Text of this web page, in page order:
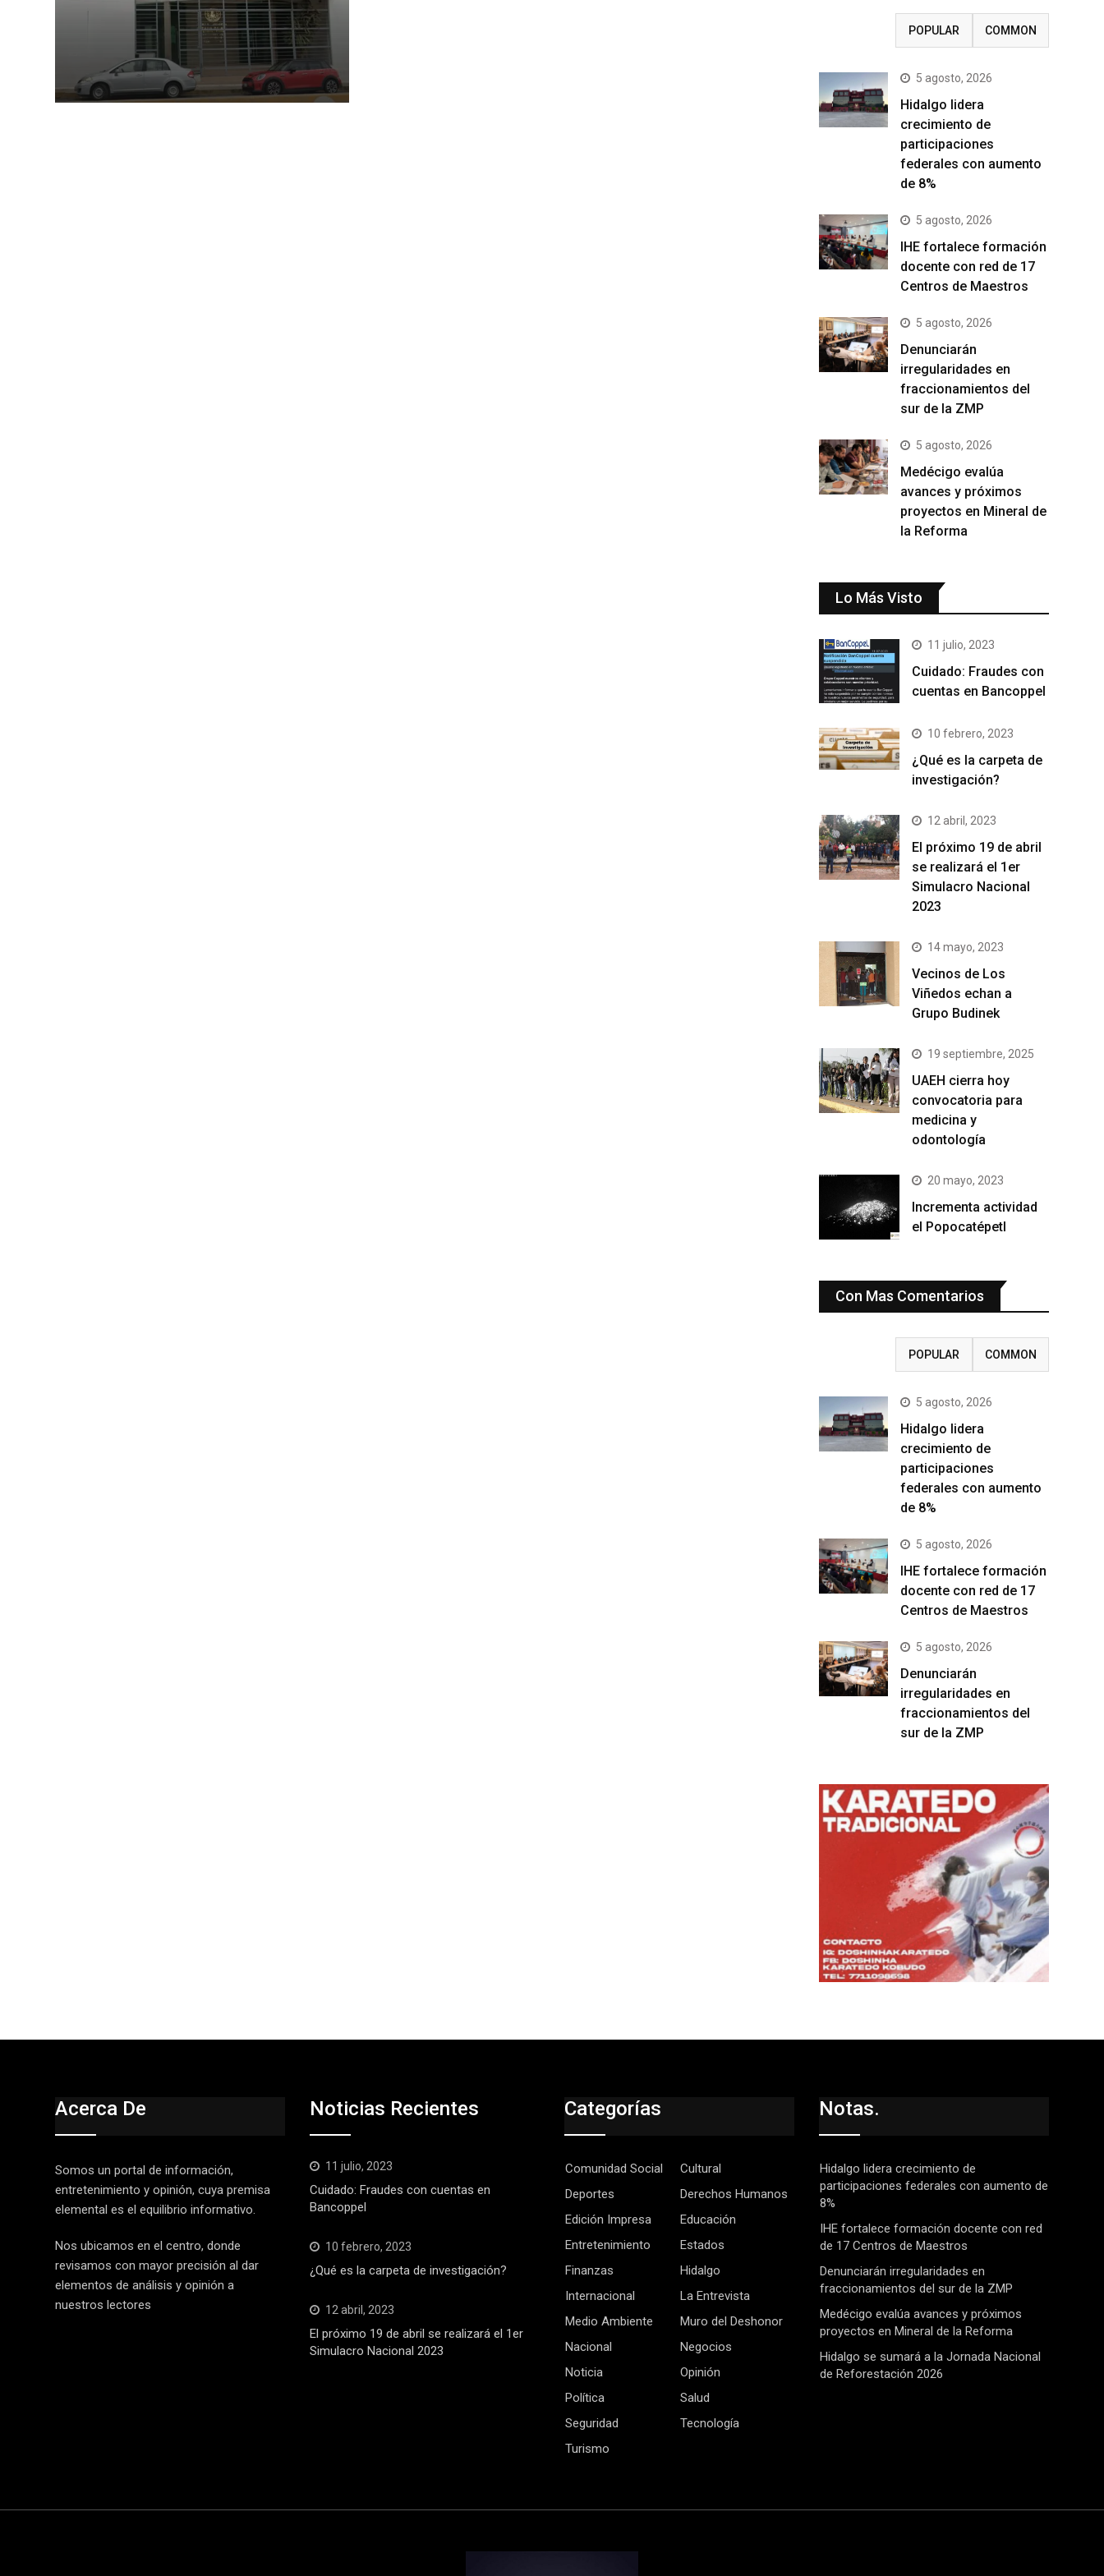
POPULAR COMMON
5 agosto, 2026
Hidalgo lidera
crecimiento de
participaciones
federales con aumento
de 8%
5 agosto, 2026
IHE fortalece formación
docente con red de 17
Centros de Maestros
5 agosto, 2026
Denunciarán
irregularidades en
fraccionamientos del
sur de la ZMP
5 agosto, 2026
Medécigo evalúa
avances y próximos
proyectos en Mineral de
la Reforma
Lo Más Visto
11 julio, 2023
Cuidado: Fraudes con
cuentas en Bancoppel
10 febrero, 2023
¿Qué es la carpeta de
investigación?
12 abril, 2023
El próximo 19 de abril
se realizará el 1er
Simulacro Nacional
2023
14 mayo, 2023
Vecinos de Los
Viñedos echan a
Grupo Budinek
19 septiembre, 2025
UAEH cierra hoy
convocatoria para
medicina y
odontología
20 mayo, 2023
Incrementa actividad
el Popocatépetl
Con Mas Comentarios
POPULAR COMMON
5 agosto, 2026
Hidalgo lidera
crecimiento de
participaciones
federales con aumento
de 8%
5 agosto, 2026
IHE fortalece formación
docente con red de 17
Centros de Maestros
5 agosto, 2026
Denunciarán
irregularidades en
fraccionamientos del
sur de la ZMP
Acerca De
Somos un portal de información,
entretenimiento y opinión, cuya premisa
elemental es el equilibrio informativo.
Nos ubicamos en el centro, donde
revisamos con mayor precisión al dar
elementos de análisis y opinión a
nuestros lectores
Noticias Recientes
11 julio, 2023
Cuidado: Fraudes con cuentas en
Bancoppel
10 febrero, 2023
¿Qué es la carpeta de investigación?
12 abril, 2023
El próximo 19 de abril se realizará el 1er
Simulacro Nacional 2023
Categorías
Comunidad Social
Cultural
Deportes
Derechos Humanos
Edición Impresa
Educación
Entretenimiento
Estados
Finanzas
Hidalgo
Internacional
La Entrevista
Medio Ambiente
Muro del Deshonor
Nacional
Negocios
Noticia
Opinión
Política
Salud
Seguridad
Tecnología
Turismo
Notas.
Hidalgo lidera crecimiento de
participaciones federales con aumento de
8%
IHE fortalece formación docente con red
de 17 Centros de Maestros
Denunciarán irregularidades en
fraccionamientos del sur de la ZMP
Medécigo evalúa avances y próximos
proyectos en Mineral de la Reforma
Hidalgo se sumará a la Jornada Nacional
de Reforestación 2026